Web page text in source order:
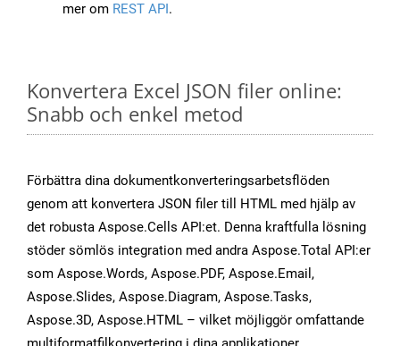
mer om REST API.
Konvertera Excel JSON filer online:
Snabb och enkel metod
Förbättra dina dokumentkonverteringsarbetsflöden
genom att konvertera JSON filer till HTML med hjälp av
det robusta Aspose.Cells API:et. Denna kraftfulla lösning
stöder sömlös integration med andra Aspose.Total API:er
som Aspose.Words, Aspose.PDF, Aspose.Email,
Aspose.Slides, Aspose.Diagram, Aspose.Tasks,
Aspose.3D, Aspose.HTML – vilket möjliggör omfattande